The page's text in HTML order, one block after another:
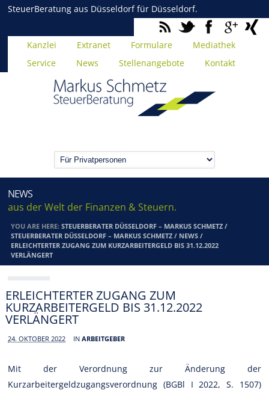
SteuerBeratung aus Düsseldorf für Düsseldorf.
Kanzlei Extranet Formulare
Mediathek
Service
News Stellenangebote Kontakt
NEWS
aus der Welt der Finanzen & Steuern.
YOU ARE HERE:STEUERBERATER DÜSSELDORF – MARKUS SCHMETZ /
STEUERBERATER DÜSSELDORF – MARKUS SCHMETZ / NEWS /
ERLEICHTERTER ZUGANG ZUM KURZARBEITERGELD BIS 31.12.2022
VERLÄNGERT
ERLEICHTERTER ZUGANG ZUM
KURZARBEITERGELD BIS 31.12.2022
VERLÄNGERT
24. OKTOBER 2022 INARBEITGEBER
Mit der Verordnung zur Änderung der
Kurzarbeitergeldzugangsverordnung (BGBl I 2022, S. 1507)